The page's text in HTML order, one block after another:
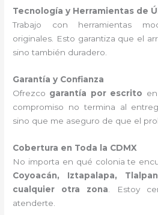
Tecnología y Herramientas de
Trabajo con herramientas
originales. Esto garantiza que el
sino también duradero.
Garantía y Confianza
Ofrezco garantía por escrito
compromiso no termina al
sino que me aseguro de que el
Cobertura en Toda la CDMX
No importa en qué colonia te
Coyoacán, Iztapalapa,
cualquier otra zona . Estoy
atenderte.